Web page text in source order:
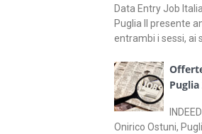
Data Entry Job
Puglia Il presente
entrambi i sessi, ai
Puglia
Onirico Ostuni,